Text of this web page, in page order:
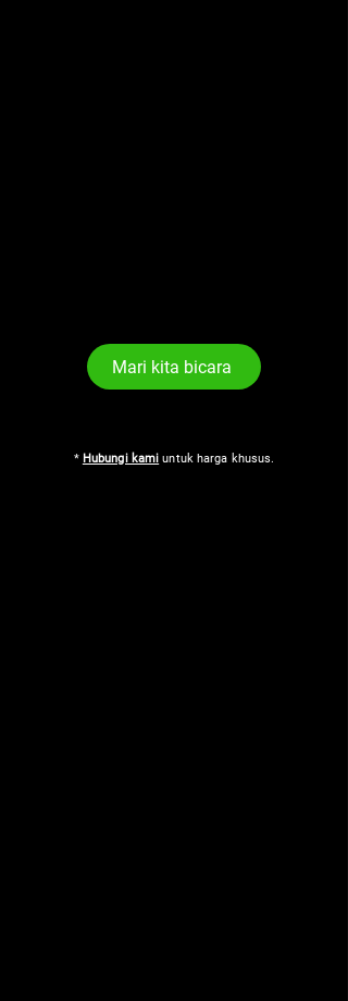
Mari kita bicara
* Hubungi kami untuk harga khusus.